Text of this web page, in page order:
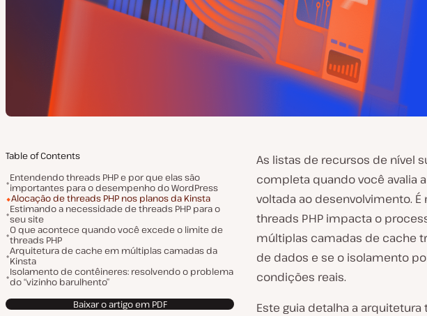
Table of Contents
Entendendo threads PHP e por que elas são
importantes para o desempenho do WordPress
Alocação de threads PHP nos planos da Kinsta
Estimando a necessidade de threads PHP para o
seu site
O que acontece quando você excede o limite de
threads PHP
Arquitetura de cache em múltiplas camadas da
Kinsta
Isolamento de contêineres: resolvendo o problema
do “vizinho barulhento”
Baixar o artigo em PDF
As listas de recursos de nível
completa quando você avalia
voltada ao desenvolvimento.
threads PHP impacta o
múltiplas camadas de cache
de dados e se o isolamento
condições reais.
Este guia detalha a